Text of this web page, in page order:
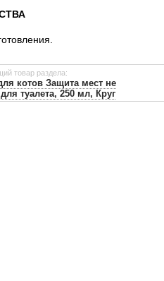
товар раздела:
котов Защита мест не
туалета, 250 мл, Круг